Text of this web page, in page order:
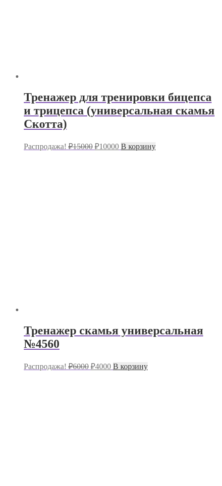
Тренажер для тренировки бицепса
и трицепса (универсальная скамья
Скотта)
Распродажа! ₽15000 Первоначальная
₽10000Текущая
цена:
В корзину
Тренажер скамья универсальная
№4560
Распродажа! ₽6000 Первоначальная
₽4000Текущая
цена:
В корзину